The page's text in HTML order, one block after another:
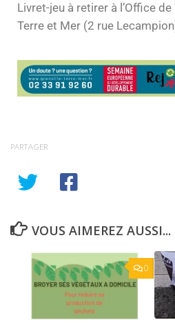
Livret-jeu à retirer à l’Office
Terre et Mer (2 rue
PARTAGER
VOUS AIMEREZ AUSSI...
0